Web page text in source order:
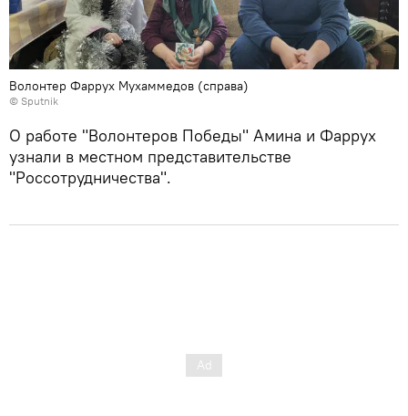
Волонтер Фаррух Мухаммедов (справа)
© Sputnik
О работе "Волонтеров Победы" Амина и Фаррух
узнали в местном представительстве
"Россотрудничества".